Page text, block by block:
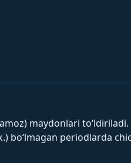
maydonlari to‘ldiriladi.
bo‘lmagan periodlarda